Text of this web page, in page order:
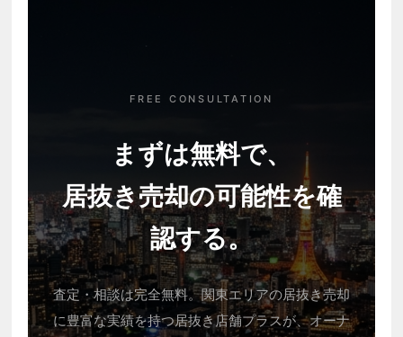
FREE CONSULTATION
まずは無料で、
居抜き売却の可能性を確
認する。
査定・相談は完全無料。関東エリアの居抜き売却
に豊富な実績を持つ居抜き店舗プラスが、オーナ